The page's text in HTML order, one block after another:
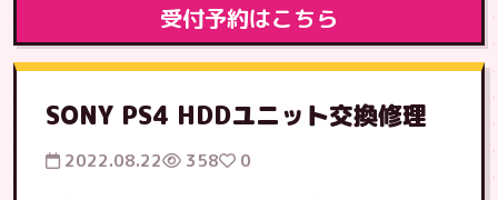
受付予約はこちら
SONY PS4 HDDユニット交換修理
2022.08.22 358 0